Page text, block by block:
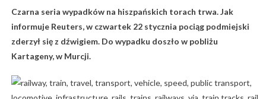
Czarna seria wypadków na hiszpańskich torach trwa. Jak
informuje Reuters, w czwartek 22 stycznia pociąg podmiejski
zderzył się z dźwigiem. Do wypadku doszło w pobliżu
Kartageny, w Murcji.